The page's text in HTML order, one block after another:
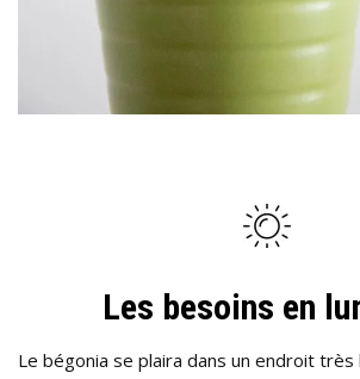
Les besoins en
Le bégonia se plaira dans un endroit très